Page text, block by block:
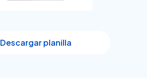
Descargar planilla